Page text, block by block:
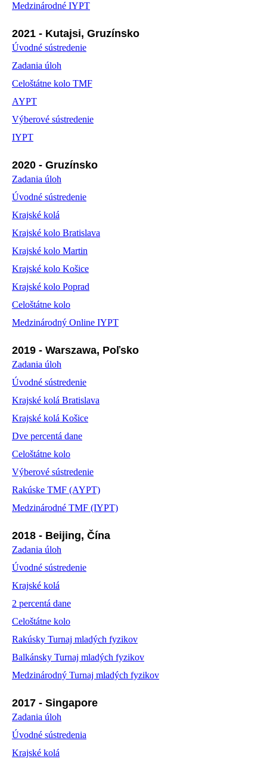
Medzinárodné IYPT
2021 - Kutajsi, Gruzínsko
Úvodné sústredenie
Zadania úloh
Celoštátne kolo TMF
AYPT
Výberové sústredenie
IYPT
2020 - Gruzínsko
Zadania úloh
Úvodné sústredenie
Krajské kolá
Krajské kolo Bratislava
Krajské kolo Martin
Krajské kolo Košice
Krajské kolo Poprad
Celoštátne kolo
Medzinárodný Online IYPT
2019 - Warszawa, Poľsko
Zadania úloh
Úvodné sústredenie
Krajské kolá Bratislava
Krajské kolá Košice
Dve percentá dane
Celoštátne kolo
Výberové sústredenie
Rakúske TMF (AYPT)
Medzinárodné TMF (IYPT)
2018 - Beijing, Čína
Zadania úloh
Úvodné sústredenie
Krajské kolá
2 percentá dane
Celoštátne kolo
Rakúsky Turnaj mladých fyzikov
Balkánsky Turnaj mladých fyzikov
Medzinárodný Turnaj mladých fyzikov
2017 - Singapore
Zadania úloh
Úvodné sústredenia
Krajské kolá